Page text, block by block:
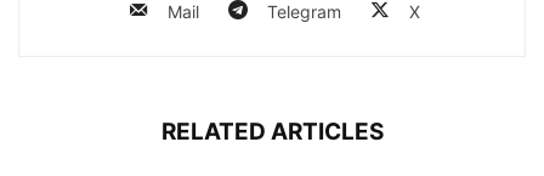
Mail Telegram X
RELATED ARTICLES